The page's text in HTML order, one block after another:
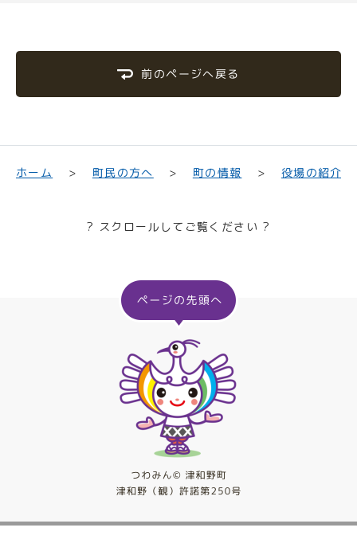
前のページへ戻る
ホーム 町民の方へ 町の情報 役場の紹介
? スクロールしてご覧ください ?